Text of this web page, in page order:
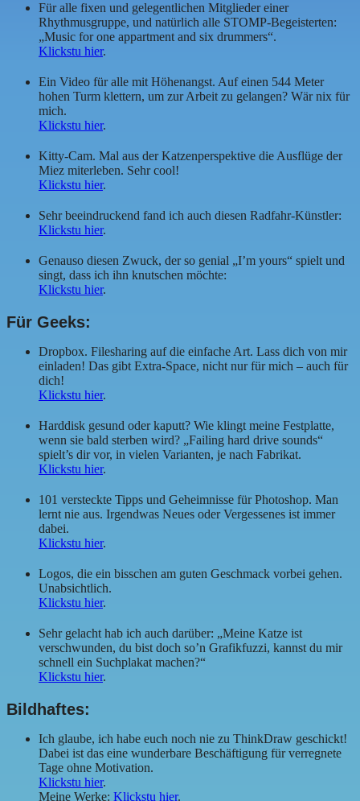
Für alle fixen und gelegentlichen Mitglieder einer
Rhythmusgruppe, und natürlich alle STOMP-Begeisterten:
„Music for one appartment and six drummers“.
Klickstu hier.
Ein Video für alle mit Höhenangst. Auf einen 544 Meter
hohen Turm klettern, um zur Arbeit zu gelangen? Wär nix für
mich.
Klickstu hier.
Kitty-Cam. Mal aus der Katzenperspektive die Ausflüge der
Miez miterleben. Sehr cool!
Klickstu hier.
Sehr beeindruckend fand ich auch diesen Radfahr-Künstler:
Klickstu hier.
Genauso diesen Zwuck, der so genial „I’m yours“ spielt und
singt, dass ich ihn knutschen möchte:
Klickstu hier.
Für Geeks:
Dropbox. Filesharing auf die einfache Art. Lass dich von mir
einladen! Das gibt Extra-Space, nicht nur für mich – auch für
dich!
Klickstu hier.
Harddisk gesund oder kaputt? Wie klingt meine Festplatte,
wenn sie bald sterben wird? „Failing hard drive sounds“
spielt’s dir vor, in vielen Varianten, je nach Fabrikat.
Klickstu hier.
101 versteckte Tipps und Geheimnisse für Photoshop. Man
lernt nie aus. Irgendwas Neues oder Vergessenes ist immer
dabei.
Klickstu hier.
Logos, die ein bisschen am guten Geschmack vorbei gehen.
Unabsichtlich.
Klickstu hier.
Sehr gelacht hab ich auch darüber: „Meine Katze ist
verschwunden, du bist doch so’n Grafikfuzzi, kannst du mir
schnell ein Suchplakat machen?“
Klickstu hier.
Bildhaftes:
Ich glaube, ich habe euch noch nie zu ThinkDraw geschickt!
Dabei ist das eine wunderbare Beschäftigung für verregnete
Tage ohne Motivation.
Klickstu hier.
Meine Werke: Klickstu hier.